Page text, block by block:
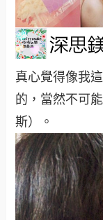
真心覺得像我
的，當然不可
斯）。